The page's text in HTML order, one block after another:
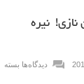
نازی!‏ نیره
دیدگاه‌ها بسته